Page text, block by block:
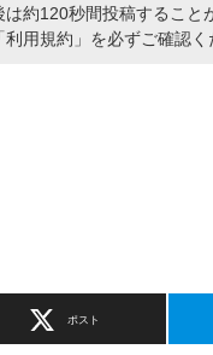
約120秒間投稿すること
「利用規約」 を必ずご確認く
ポスト